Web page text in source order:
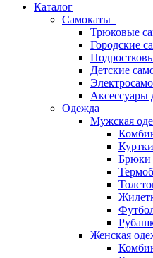
Каталог
Самокаты
Трюковые
Городские
Детские
Аксессуары
Одежда
Мужская
Брюки
Женская